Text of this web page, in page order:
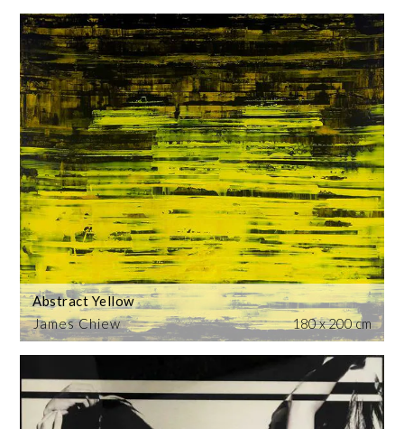
James Chiew
Abstract Yellow
180 x 200 cm